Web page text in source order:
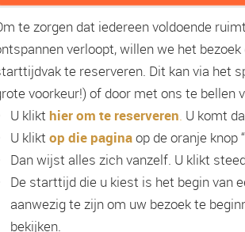
te zorgen dat iedereen voldoende
verloopt, willen we het
te reserveren. Dit kan via het
voorkeur!) of door met ons te bellen
U klikt hier om te reserveren. U komt
U klikt op die paginaop de oranje knop
Dan wijst alles zich vanzelf. U klikt
De starttijd die u kiest is het begin van
aanwezig te zijn om uw bezoek te
bekijken.